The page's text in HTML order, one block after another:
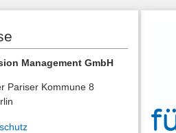
Management GmbH
Pariser Kommune 8